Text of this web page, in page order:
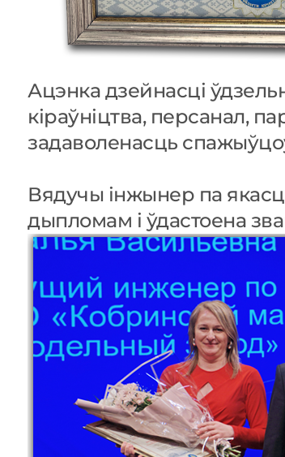
Ацэнка дзейнасці
кіраўніцтва, персанал,
задаволенасць
Вядучы інжынер па
дыпломам і ўдастоена